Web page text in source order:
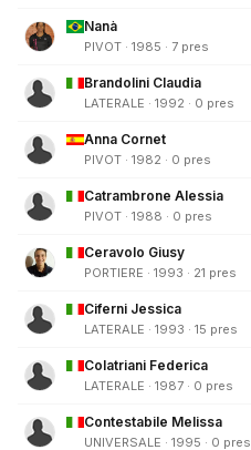
Nanà
PIVOT · 1985 · 7 pres
Brandolini Claudia
LATERALE · 1992 · 0 pres
Anna Cornet
PIVOT · 1982 · 0 pres
Catrambrone Alessia
PIVOT · 1988 · 0 pres
Ceravolo Giusy
PORTIERE · 1993 · 21 pres
Ciferni Jessica
LATERALE · 1993 · 15 pres
Colatriani Federica
LATERALE · 1987 · 0 pres
Contestabile Melissa
UNIVERSALE · 1995 · 0 pres